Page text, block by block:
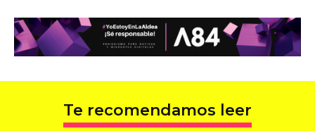
Te recomendamos leer